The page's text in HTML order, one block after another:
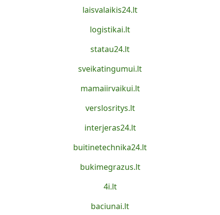
laisvalaikis24.lt
logistikai.lt
statau24.lt
sveikatingumui.lt
mamaiirvaikui.lt
verslosritys.lt
interjeras24.lt
buitinetechnika24.lt
bukimegrazus.lt
4i.lt
baciunai.lt